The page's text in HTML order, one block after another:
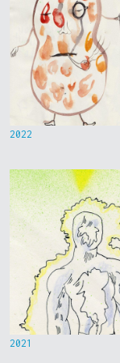
2022
2021